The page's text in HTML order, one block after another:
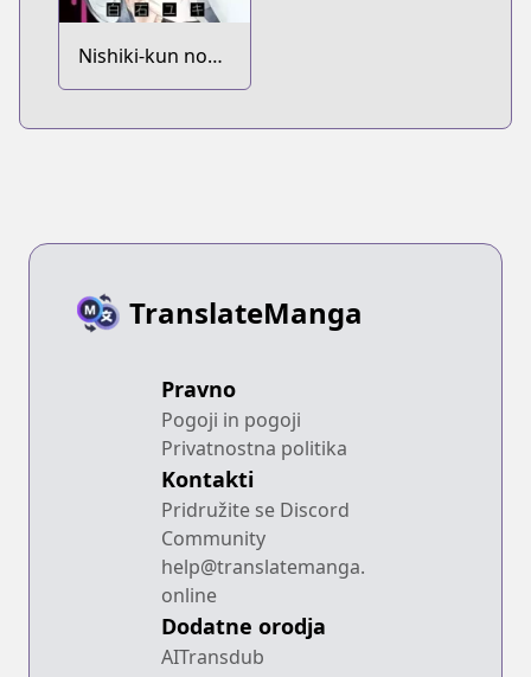
Nishiki-kun no
Nasugamama
TranslateManga
Pravno
Pogoji in pogoji
Privatnostna politika
Kontakti
Pridružite se Discord
Community
help@translatemanga.
online
Dodatne orodja
AITransdub